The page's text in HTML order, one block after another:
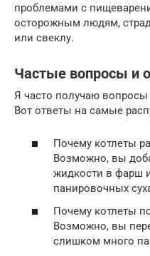
проблемами с
осторожным людям,
или свеклу.
Частые вопросы и
Я часто получаю вопросы
Вот ответы на самые
Почему котлеты
Возможно, вы
жидкости в фарш
панировочных
Почему котлеты
Возможно, вы
слишком много